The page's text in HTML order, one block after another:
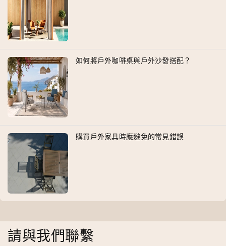
如何將戶外咖啡桌與戶外沙發搭配？
購買戶外家具時應避免的常見錯誤
請與我們聯繫